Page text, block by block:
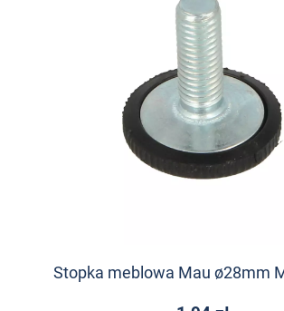
Stopka meblowa Mau ø28mm